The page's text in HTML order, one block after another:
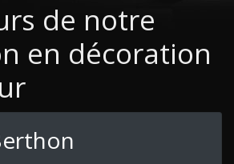
de notre
en décoration